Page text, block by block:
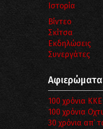
Ιστορία
Βίντεο
Σκίτσα
Εκδηλώσεις
Συνεργάτες
Αφιερώματα
100 χρόνια
100 χρόνια
30 χρόνια απ’